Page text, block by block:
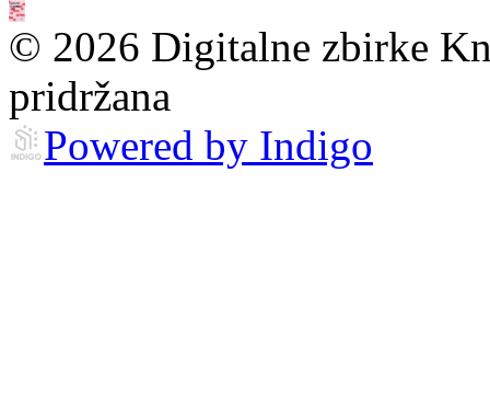
© 2026 Digitalne zbirke
pridržana
Powered by Indigo